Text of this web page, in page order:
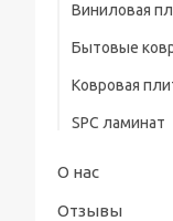
Виниловая
Бытовые
Ковровая
SPC ламинат
О нас
Отзывы